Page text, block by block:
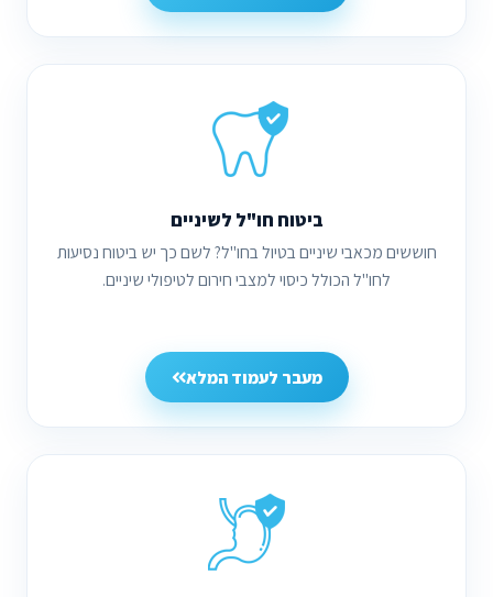
ביטוח חו"ל לשיניים
חוששים מכאבי שיניים בטיול בחו"ל? לשם כך יש ביטוח נסיעות
לחו"ל הכולל כיסוי למצבי חירום לטיפולי שיניים.
מעבר לעמוד המלא